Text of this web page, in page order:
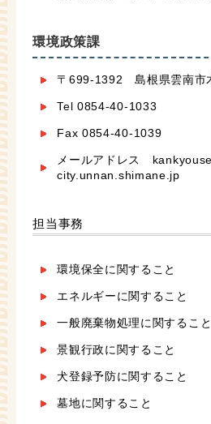
環境政策課
〒699-1392 島根県雲南市
Tel 0854-40-1033
Fax 0854-40-1039
メールアドレス
city.unnan.shimane.jp
担当事務
環境保全に関すること
エネルギーに関すること
一般廃棄物処理に関すること
景観行政に関すること
犬登録予防に関すること
墓地に関すること